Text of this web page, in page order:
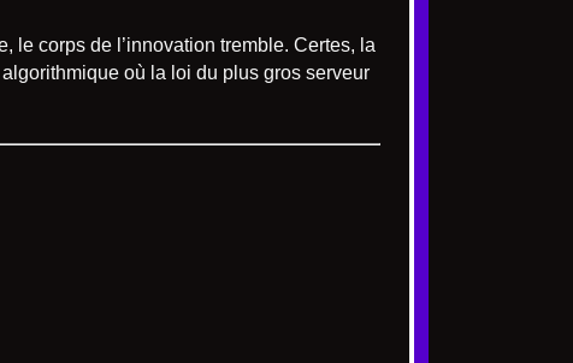
le corps de l’innovation tremble. Certes, la
où la loi du plus gros serveur